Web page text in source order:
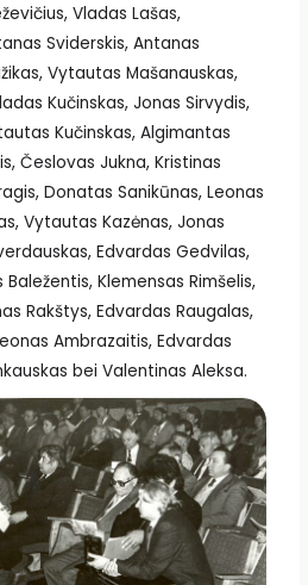
Vladas Lašas,
Sviderskis, Antanas
Vytautas Mašanauskas,
Kučinskas, Jonas Sirvydis,
Kučinskas, Algimantas
Česlovas Jukna, Kristinas
Donatas Sanikūnas, Leonas
Vytautas Kazėnas, Jonas
Edvardas Gedvilas,
Klemensas Rimšelis,
Rakštys, Edvardas Raugalas,
Ambrazaitis, Edvardas
bei Valentinas Aleksa.